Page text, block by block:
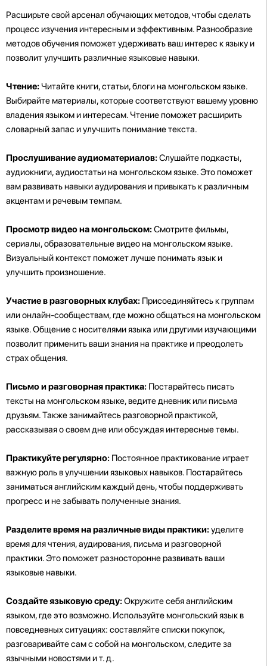
Расширьте свой арсенал обучающих методов, чтобы сделать
процесс изучения интересным и эффективным. Разнообразие
методов обучения поможет удерживать ваш интерес к языку и
позволит улучшить различные языковые навыки.
Чтение: Читайте книги, статьи, блоги на монгольском языке.
Выбирайте материалы, которые соответствуют вашему уровню
владения языком и интересам. Чтение поможет расширить
словарный запас и улучшить понимание текста.
Прослушивание аудиоматериалов:Слушайте подкасты,
аудиокниги, аудиостатьи на монгольском языке. Это поможет
вам развивать навыки аудирования и привыкать к различным
акцентам и речевым темпам.
Просмотр видео на монгольском:Смотрите фильмы,
сериалы, образовательные видео на монгольском языке.
Визуальный контекст поможет лучше понимать язык и
улучшить произношение.
Участие в разговорных клубах: Присоединяйтесь к группам
или онлайн-сообществам, где можно общаться на монгольском
языке. Общение с носителями языка или другими изучающими
позволит применить ваши знания на практике и преодолеть
страх общения.
Письмо и разговорная практика: Постарайтесь писать
тексты на монгольском языке, ведите дневник или письма
друзьям. Также занимайтесь разговорной практикой,
рассказывая о своем дне или обсуждая интересные темы.
Практикуйте регулярно: Постоянное практикование играет
важную роль в улучшении языковых навыков. Постарайтесь
заниматься английским каждый день, чтобы поддерживать
прогресс и не забывать полученные знания.
Разделите время на различные виды практики:уделите
время для чтения, аудирования, письма и разговорной
практики. Это поможет разносторонне развивать ваши
языковые навыки.
Создайте языковую среду:Окружите себя английским
языком, где это возможно. Используйте монгольский язык в
повседневных ситуациях: составляйте списки покупок,
разговаривайте сам с собой на монгольском, следите за
язычными новостями и т. д.